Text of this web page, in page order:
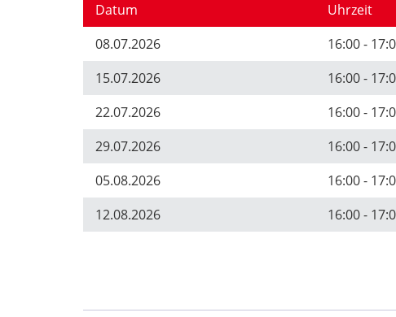
Datum Uhrzeit
08.07.2026
16:00 -
15.07.2026
16:00 -
22.07.2026
16:00 -
29.07.2026
16:00 -
05.08.2026
16:00 -
12.08.2026
16:00 -